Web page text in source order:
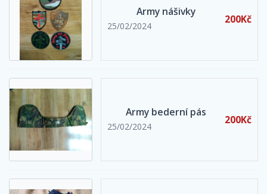
Army nášivky
25/02/2024
200Kč
Army bederní pás
25/02/2024
200Kč